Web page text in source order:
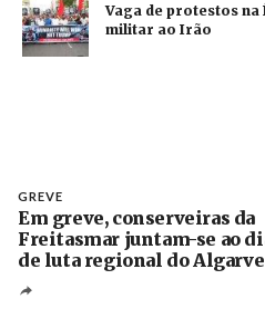
Vaga de protestos
militar ao Irão
GREVE
Em greve, conserveiras da
Freitasmar juntam-se ao
de luta regional do Algarve